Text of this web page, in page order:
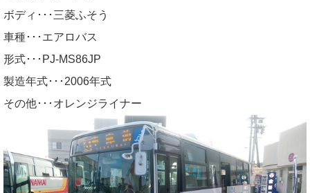
ボディ･･･三菱ふそう
車種･･･エアロバス
形式･･･PJ-MS86JP
製造年式･･･2006年式
その他･･･オレンジライナー